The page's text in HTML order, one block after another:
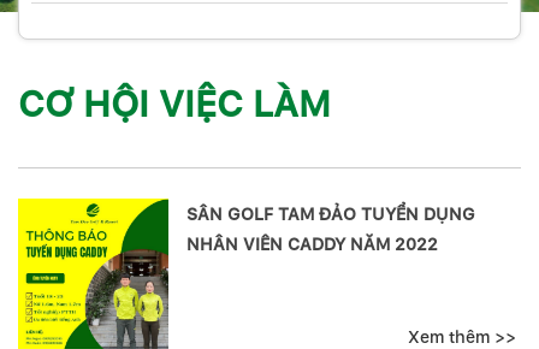
CƠ HỘI VIỆC LÀM
SÂN GOLF TAM ĐẢO TUYỂN DỤNG
NHÂN VIÊN CADDY NĂM 2022
Xem thêm >>